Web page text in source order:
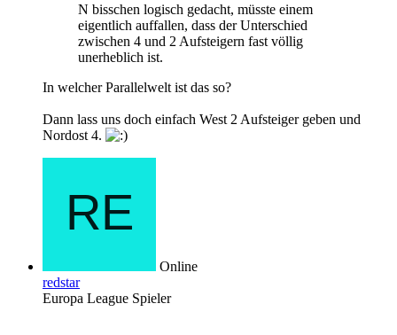
N bisschen logisch gedacht, müsste einem
eigentlich auffallen, dass der Unterschied
zwischen 4 und 2 Aufsteigern fast völlig
unerheblich ist.
In welcher Parallelwelt ist das so?
Dann lass uns doch einfach West 2 Aufsteiger geben und
Nordost 4.
Online
redstar
Europa League Spieler